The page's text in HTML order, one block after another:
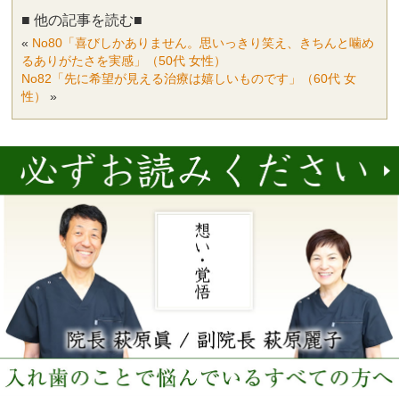
■ 他の記事を読む■
« No80「喜びしかありません。思いっきり笑え、きちんと噛め
るありがたさを実感」（50代 女性）
No82「先に希望が見える治療は嬉しいものです」（60代 女
性）
»